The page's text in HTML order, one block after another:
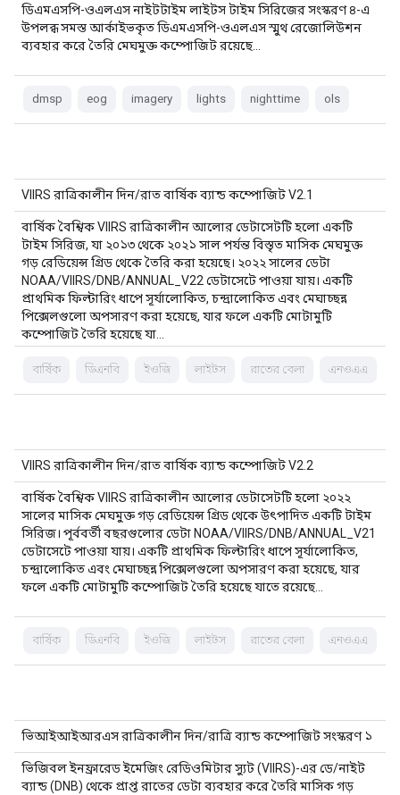
ডিএমএসপি-ওএলএস নাইটটাইম লাইটস টাইম সিরিজের সংস্করণ ৪-এ
উপলব্ধ সমস্ত আর্কাইভকৃত ডিএমএসপি-ওএলএস স্মুথ রেজোলিউশন
ব্যবহার করে তৈরি মেঘমুক্ত কম্পোজিট রয়েছে…
dmsp eog imagery lights nighttime ols
VIIRS রাত্রিকালীন দিন/রাত বার্ষিক ব্যান্ড কম্পোজিট V2.1
বার্ষিক বৈশ্বিক VIIRS রাত্রিকালীন আলোর ডেটাসেটটি হলো একটি
টাইম সিরিজ, যা ২০১৩ থেকে ২০২১ সাল পর্যন্ত বিস্তৃত মাসিক মেঘমুক্ত
গড় রেডিয়েন্স গ্রিড থেকে তৈরি করা হয়েছে। ২০২২ সালের ডেটা
NOAA/VIIRS/DNB/ANNUAL_V22 ডেটাসেটে পাওয়া যায়। একটি
প্রাথমিক ফিল্টারিং ধাপে সূর্যালোকিত, চন্দ্রালোকিত এবং মেঘাচ্ছন্ন
পিক্সেলগুলো অপসারণ করা হয়েছে, যার ফলে একটি মোটামুটি
কম্পোজিট তৈরি হয়েছে যা…
বার্ষিক ডিএনবি ইওজি লাইটস রাতের বেলা এনওএএ
VIIRS রাত্রিকালীন দিন/রাত বার্ষিক ব্যান্ড কম্পোজিট V2.2
বার্ষিক বৈশ্বিক VIIRS রাত্রিকালীন আলোর ডেটাসেটটি হলো ২০২২
সালের মাসিক মেঘমুক্ত গড় রেডিয়েন্স গ্রিড থেকে উৎপাদিত একটি টাইম
সিরিজ। পূর্ববর্তী বছরগুলোর ডেটা NOAA/VIIRS/DNB/ANNUAL_V21
ডেটাসেটে পাওয়া যায়। একটি প্রাথমিক ফিল্টারিং ধাপে সূর্যালোকিত,
চন্দ্রালোকিত এবং মেঘাচ্ছন্ন পিক্সেলগুলো অপসারণ করা হয়েছে, যার
ফলে একটি মোটামুটি কম্পোজিট তৈরি হয়েছে যাতে রয়েছে…
বার্ষিক ডিএনবি ইওজি লাইটস রাতের বেলা এনওএএ
ভিআইআইআরএস রাত্রিকালীন দিন/রাত্রি ব্যান্ড কম্পোজিট সংস্করণ ১
ভিজিবল ইনফ্রারেড ইমেজিং রেডিওমিটার স্যুট (VIIRS)-এর ডে/নাইট
ব্যান্ড (DNB) থেকে প্রাপ্ত রাতের ডেটা ব্যবহার করে তৈরি মাসিক গড়